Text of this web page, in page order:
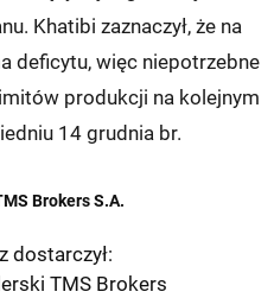
Khatibi zaznaczył, że na
deficytu, więc niepotrzebne
produkcji na kolejnym
14 grudnia br.
Brokers S.A.
dostarczył:
TMS Brokers